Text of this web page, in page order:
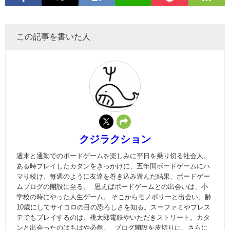
この記事を書いた人
クジラクション
週末と通勤でのボードゲームを楽しみに平日を乗り切る社会人。
ある時プレイしたカタンをきっかけに、五年間ボードゲームにハ
マり続け、毎週のように友達を巻き込み遊んだ結果、ボードゲー
ムブログの開設に至る。 思えばボードゲームとの出会いは、小
学校の時にやった人生ゲーム。 そこからモノポリーと出会い、齢
10歳にしてサイコロの目の恐ろしさを知る。スーファミやプレス
テでもプレイするのは、桃太郎電鉄やいただきストリート。カタ
ンと出会ったのはもはや必然。 ブログ開設を皮切りに、さらに